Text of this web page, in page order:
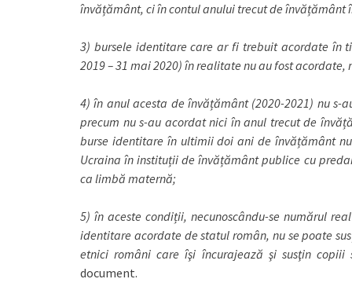
învățământ, ci în contul anului trecut de învățământ
3) bursele identitare care ar fi trebuit acordate în
2019 – 31 mai 2020) în realitate nu au fost
4) în anul acesta de învățământ (2020-2021) nu
precum nu s-au acordat nici în anul trecut de
burse identitare în ultimii doi ani de învățământ
Ucraina în instituții de învățământ publice cu
ca limbă maternă;
5) în aceste condiții, necunoscându-se numărul
identitare acordate de statul român, nu se poate
etnici români care îşi încurajează şi susţin
document.